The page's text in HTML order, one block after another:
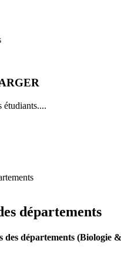
étudiants....
départements
des départements (Biologie